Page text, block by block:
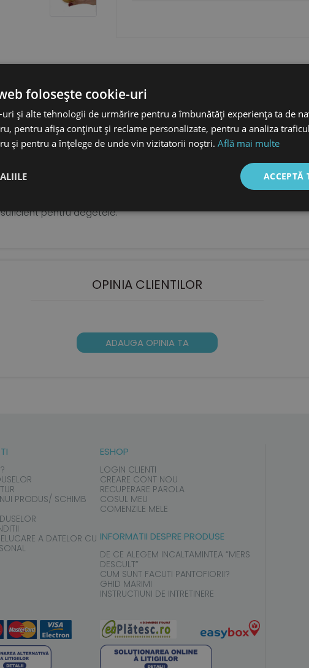
DETALII
piciorulului
de flexibila, anti derapanta
optima si incaltare usoara
pentru degetele.
OPINIA CLIENTILOR
ADAUGA OPINIA TA
PRODUS/ SCHIMB
A DATELOR CU
ESHOP
LOGIN CLIENTI
CREARE CONT NOU
RECUPERARE PAROLA
COSUL MEU
COMENZILE MELE
INFORMATII DESPRE PRODUSE
DE CE ALEGEM INCALTAMINTEA “MERS
DESCULT”
CUM SUNT FACUTI PANTOFIORII?
GHID MARIMI
INSTRUCTIUNI DE INTRETINERE
folosește cookie-uri
uri și alte tehnologii de urmărire pentru a îmbunătăți experiența ta de
pentru afișa conținut și reclame personalizate, pentru a analiza
și pentru a înțelege de unde vin vizitatorii noștri. Află mai multe
ACCEPTĂ